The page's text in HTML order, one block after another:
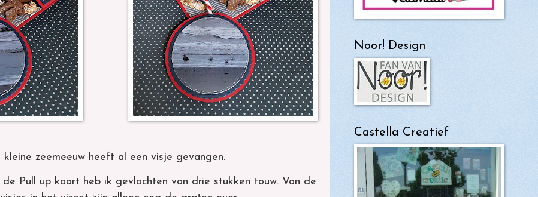
kleine zeemeeuw heeft al een visje gevangen.
Pull up kaart heb ik gevlochten van drie stukken touw. Van de
Noor! Design
Castella Creatief